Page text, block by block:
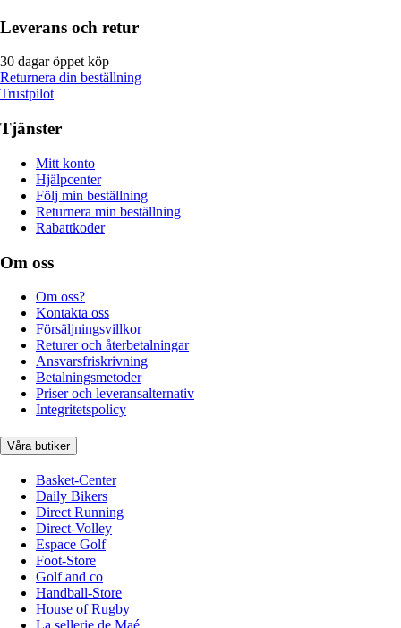
Leverans och retur
30 dagar öppet köp
Returnera din beställning
Trustpilot
Tjänster
Mitt konto
Hjälpcenter
Följ min beställning
Returnera min beställning
Rabattkoder
Om oss
Om oss?
Kontakta oss
Försäljningsvillkor
Returer och återbetalningar
Ansvarsfriskrivning
Betalningsmetoder
Priser och leveransalternativ
Integritetspolicy
Våra butiker
Basket-Center
Daily Bikers
Direct Running
Direct-Volley
Espace Golf
Foot-Store
Golf and co
Handball-Store
House of Rugby
La sellerie de Maé